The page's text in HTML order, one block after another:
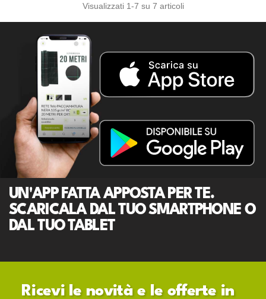
Visualizzati 1-7 su 7 articoli
UN'APP FATTA APPOSTA PER TE.
SCARICALA DAL TUO SMARTPHONE O
DAL TUO TABLET
Ricevi le novità e le offerte in